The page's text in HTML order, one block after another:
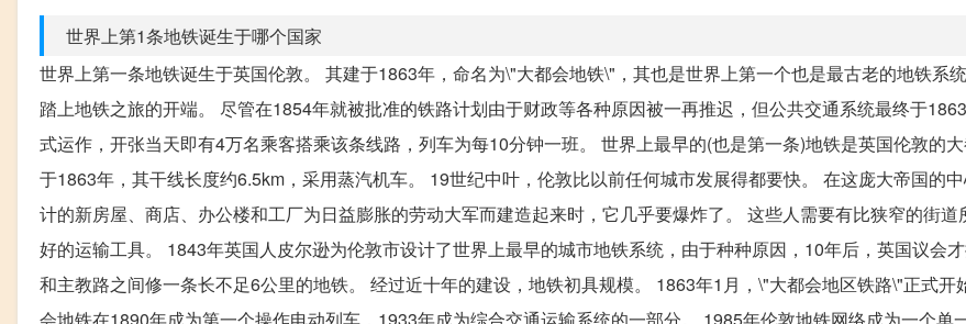
世界上第1条地铁诞生于哪个国家
世界上第一条地铁诞生于英国伦敦。 其建于1863年，命名为\"大都会地铁\"，其也是世界上第一个也是最古老的地铁系
踏上地铁之旅的开端。 尽管在1854年就被批准的铁路计划由于财政等各种原因被一再推迟，但公共交通系统最终于
式运作，开张当天即有4万名乘客搭乘该条线路，列车为每10分钟一班。 世界上最早的(也是第一条)地铁是英国伦敦的
于1863年，其干线长度约6.5km，采用蒸汽机车。 19世纪中叶，伦敦比以前任何城市发展得都要快。 在这庞大帝国的
计的新房屋、商店、办公楼和工厂为日益膨胀的劳动大军而建造起来时，它几乎要爆炸了。 这些人需要有比狭窄的街道
好的运输工具。 1843年英国人皮尔逊为伦敦市设计了世界上最早的城市地铁系统，由于种种原因，10年后，英国议会
和主教路之间修一条长不足6公里的地铁。 经过近十年的建设，地铁初具规模。 1863年1月，\"大都会地区铁路\"正式开